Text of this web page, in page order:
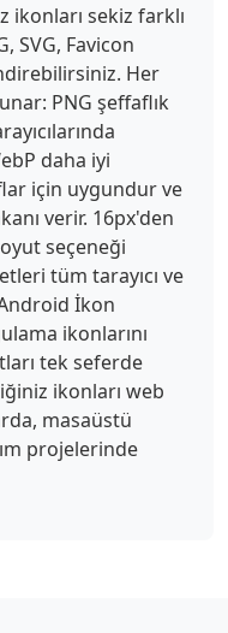
sekiz farklı
SVG, Favicon
Her
PNG şeffaflık
daha iyi
için uygundur ve
verir. 16px'den
seçeneği
tüm tarayıcı ve
İkon
ikonlarını
tek seferde
ikonları web
masaüstü
projelerinde